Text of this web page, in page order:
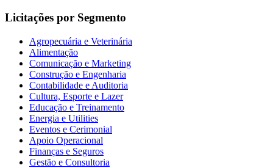
Licitações por Segmento
Agropecuária e Veterinária
Alimentação
Comunicação e Marketing
Construção e Engenharia
Contabilidade e Auditoria
Cultura, Esporte e Lazer
Educação e Treinamento
Energia e Utilities
Eventos e Cerimonial
Apoio Operacional
Finanças e Seguros
Gestão e Consultoria